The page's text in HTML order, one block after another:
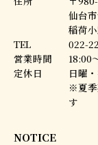
仙台
稲荷
TEL
022-
営業時間
18:00
定休日
日曜
※夏季
す
NOTICE